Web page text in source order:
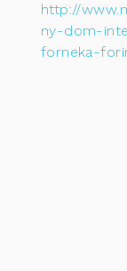
http://
ny-dom-
forneka-